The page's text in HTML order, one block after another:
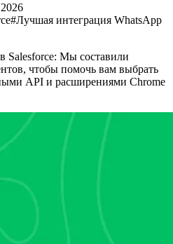
#Лучшая интеграция WhatsApp
Salesforce: Мы составили
чтобы помочь вам выбрать
API и расширениями Chrome